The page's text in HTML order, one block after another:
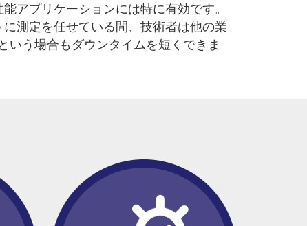
アプリケーションには特に有効です。
に測定を任せている間、技術者は他の業
いう場合もダウンタイムを短くできま